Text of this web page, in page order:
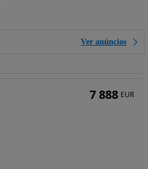
Ver anúncios
7 888 EUR